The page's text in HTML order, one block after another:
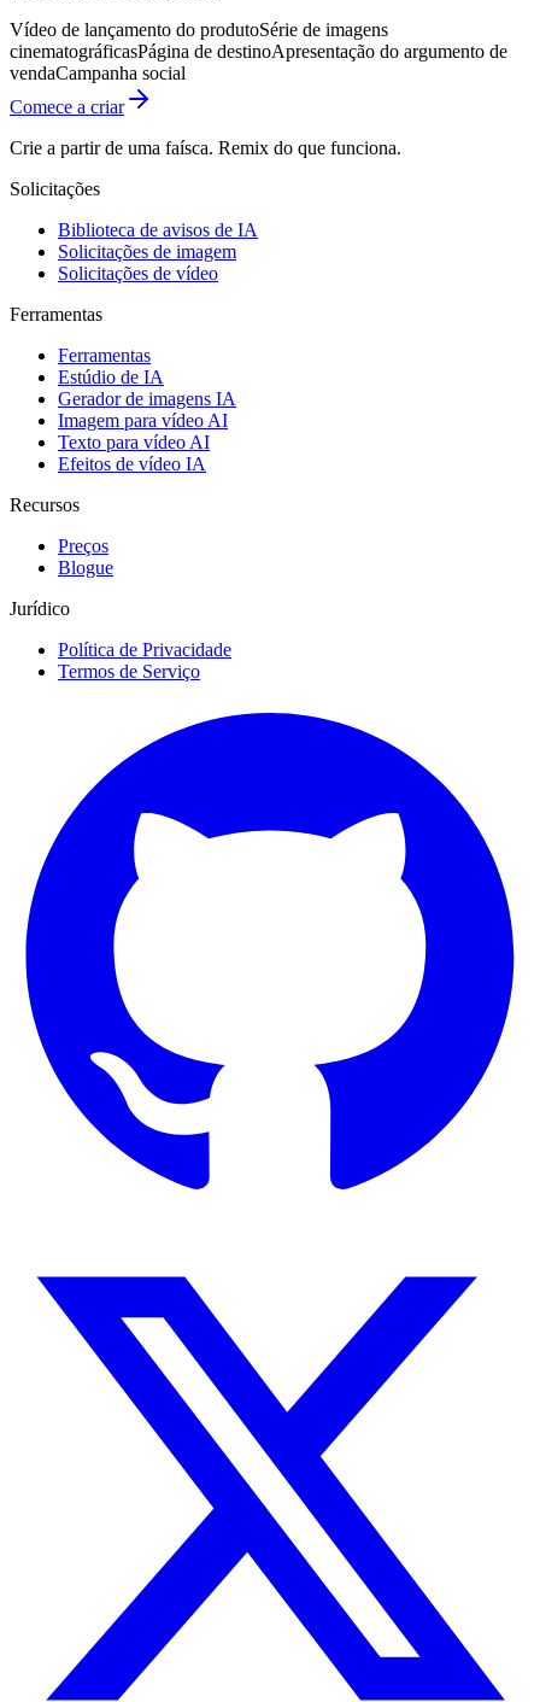
Vídeo de lançamento do produtoSérie de imagens
cinematográficasPágina de destinoApresentação do argumento de
vendaCampanha social
Comece a criar
Crie a partir de uma faísca. Remix do que funciona.
Solicitações
Biblioteca de avisos de IA
Solicitações de imagem
Solicitações de vídeo
Ferramentas
Ferramentas
Estúdio de IA
Gerador de imagens IA
Imagem para vídeo AI
Texto para vídeo AI
Efeitos de vídeo IA
Recursos
Preços
Blogue
Jurídico
Política de Privacidade
Termos de Serviço